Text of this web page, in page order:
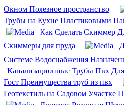
Окном Полезное пространство
Трубы на Кухне Пластиковыми
Как Сделать Скиммер
Скиммеры для пруда
Системе Водоснабжения
Канализационные Трубы Пвх
Гост Преимущества труб из пвх
Геотекстиль на Садовом Участке